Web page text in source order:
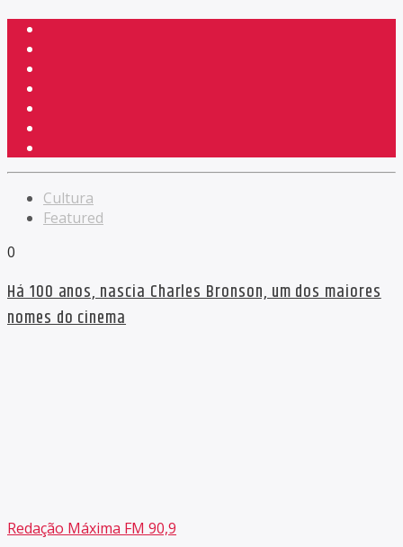
Cultura
Featured
0
Há 100 anos, nascia Charles Bronson, um dos maiores
nomes do cinema
Redação Máxima FM 90,9